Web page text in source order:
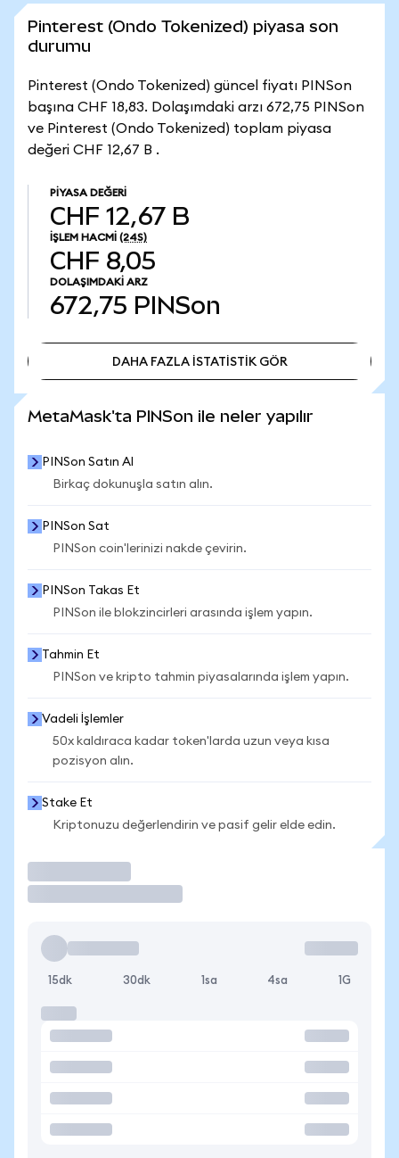
Pinterest (Ondo Tokenized) piyasa son
durumu
Pinterest (Ondo Tokenized) güncel fiyatı PINSon
başına CHF 18,83. Dolaşımdaki arzı 672,75 PINSon
ve Pinterest (Ondo Tokenized) toplam piyasa
değeri CHF 12,67 B .
PIYASA DEĞERI
CHF 12,67 B
İŞLEM HACMI (24S)
CHF 8,05
DOLAŞIMDAKI ARZ
672,75 PINSon
DAHA FAZLA İSTATİSTİK GÖR
MetaMask'ta PINSon ile neler yapılır
PINSon Satın Al
Birkaç dokunuşla satın alın.
PINSon Sat
PINSon coin'lerinizi nakde çevirin.
PINSon Takas Et
PINSon ile blokzincirleri arasında işlem yapın.
Tahmin Et
PINSon ve kripto tahmin piyasalarında işlem yapın.
Vadeli İşlemler
50x kaldıraca kadar token'larda uzun veya kısa
pozisyon alın.
Stake Et
Kriptonuzu değerlendirin ve pasif gelir elde edin.
15dk 30dk 1sa 4sa 1G